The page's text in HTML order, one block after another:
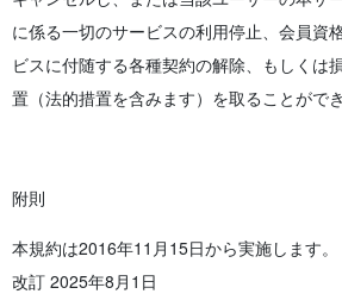
に係る一切のサービスの利用停止、会員資
ビスに付随する各種契約の解除、もしくは
置（法的措置を含みます）を取ることがで
附則
本規約は2016年11月15日から実施します。
改訂 2025年8月1日